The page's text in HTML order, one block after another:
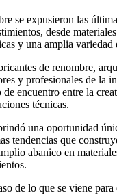
se expusieron las
desde
y una amplia variedad
de renombre,
y profesionales de la
encuentro entre la
técnicas.
una oportunidad
tendencias que
abanico en
de lo que se viene